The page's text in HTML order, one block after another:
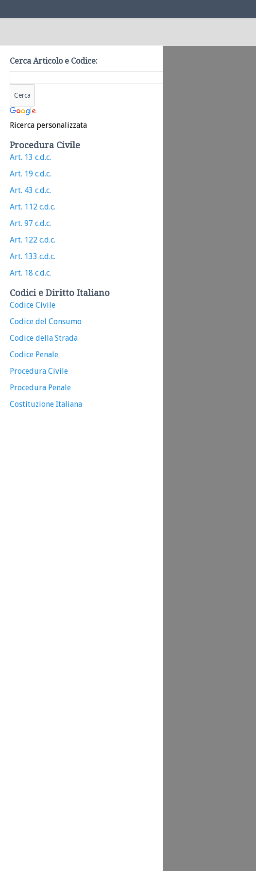
Cerca Articolo e Codice:
Ricerca personalizzata
Procedura Civile
Art. 13 c.d.c.
Art. 19 c.d.c.
Art. 43 c.d.c.
Art. 112 c.d.c.
Art. 97 c.d.c.
Art. 122 c.d.c.
Art. 133 c.d.c.
Art. 18 c.d.c.
Codici e Diritto Italiano
Codice Civile
Codice del Consumo
Codice della Strada
Codice Penale
Procedura Civile
Procedura Penale
Costituzione Italiana